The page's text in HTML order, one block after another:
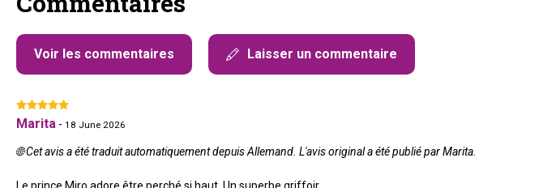
Voir les commentaires Laisser un commentaire
Marita - 18 June 2026
🌐 Cet avis a été traduit automatiquement depuis Allemand. L'avis original a été publié par Marita.